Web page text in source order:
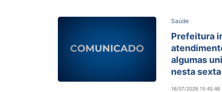
Saúde
Prefeitura
algumas
nesta
16/07/2026 15:45:46